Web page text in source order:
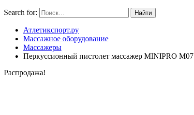
Search for:
Атлетикспорт.ру
Массажное оборудование
Массажеры
Перкуссионный пистолет массажер MINIPRO M07
Распродажа!